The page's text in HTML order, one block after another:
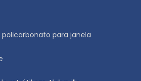
policarbonato para janela